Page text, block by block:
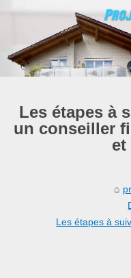
Les étapes à
un conseiller
et
Les étapes à